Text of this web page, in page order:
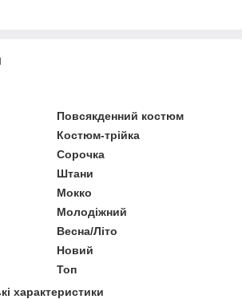
Повсякденний костюм
Костюм-трійка
Сорочка
Штани
Мокко
Молодіжний
Весна/Літо
Новий
Топ
характеристики